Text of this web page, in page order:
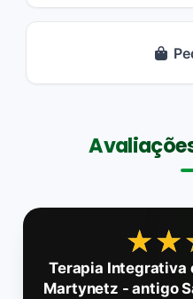
Terapia Integrativa
Martynetz - antigo